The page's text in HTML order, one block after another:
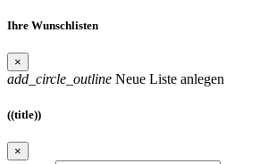
Ihre Wunschlisten
×
add_circle_outline Neue Liste anlegen
((title))
×